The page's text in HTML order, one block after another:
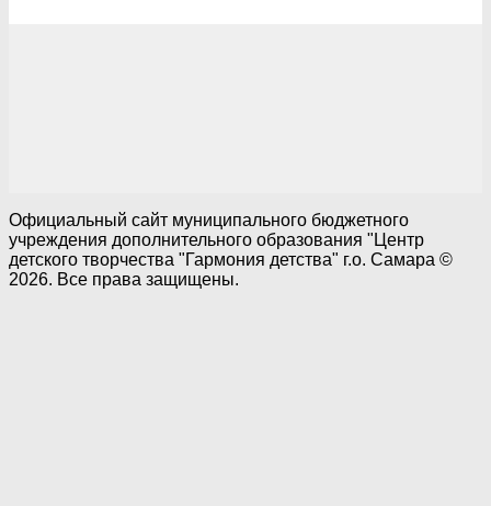
Официальный сайт муниципального бюджетного
учреждения дополнительного образования "Центр
детского творчества "Гармония детства" г.о. Самара ©
2026. Все права защищены.